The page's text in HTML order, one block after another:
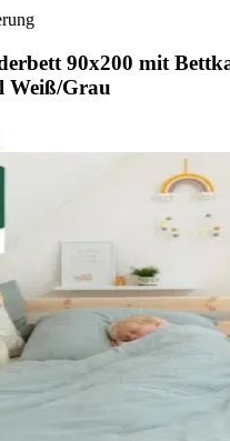
90x200 mit
Weiß/Grau